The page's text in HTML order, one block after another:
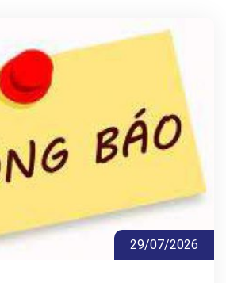
29/07/2026